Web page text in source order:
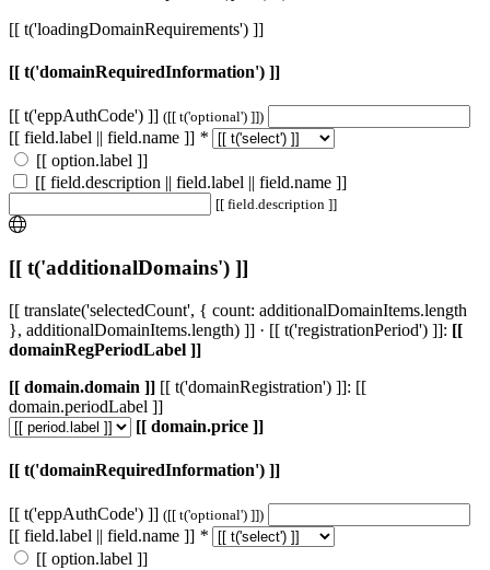
[[ t('loadingDomainRequirements') ]]
[[ t('domainRequiredInformation') ]]
[[ t('eppAuthCode') ]] ([[ t('optional') ]])
[[ field.label || field.name ]] *
[[ option.label ]]
[[ field.description || field.label || field.name ]]
[[ field.description ]]
[[ t('additionalDomains') ]]
[[ translate('selectedCount', { count: additionalDomainItems.length
}, additionalDomainItems.length) ]] · [[ t('registrationPeriod') ]]: [[
domainRegPeriodLabel ]]
[[ domain.domain ]] [[ t('domainRegistration') ]]: [[
domain.periodLabel ]]
[[ domain.price ]]
[[ t('domainRequiredInformation') ]]
[[ t('eppAuthCode') ]] ([[ t('optional') ]])
[[ field.label || field.name ]] *
[[ option.label ]]